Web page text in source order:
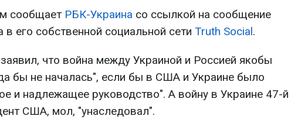
сообщает РБК-Украина со ссылкой на сообщение
в его собственной социальной сети Truth Social.
что война между Украиной и Россией якобы
бы не началась", если бы в США и Украине было
и надлежащее руководство". А войну в Украине 47-й
США, мол, "унаследовал".